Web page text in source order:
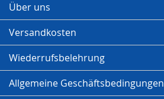
Über uns
Versandkosten
Wiederrufsbelehrung
Allgemeine Geschäftsbedingungen